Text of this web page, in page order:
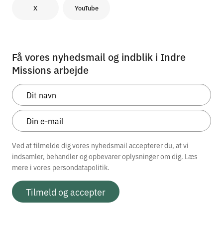
X YouTube
Få vores nyhedsmail og indblik i Indre
Missions arbejde
Ved at tilmelde dig vores nyhedsmail accepterer du, at vi
indsamler, behandler og opbevarer oplysninger om dig. Læs
mere i vores persondatapolitik.
Tilmeld og accepter